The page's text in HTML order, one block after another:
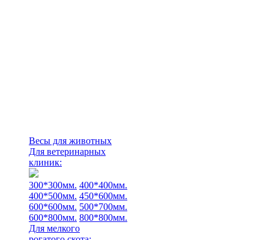
Весы для животных
Для ветеринарных
клиник:
300*300мм. 400*400мм.
400*500мм. 450*600мм.
600*600мм. 500*700мм.
600*800мм. 800*800мм.
Для мелкого